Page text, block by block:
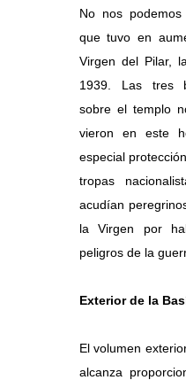
No nos
que tuvo en
Virgen del Pilar,
1939. Las tres
sobre el templo
vieron en este
especial
tropas
acudían
la Virgen por
peligros de la
Exterior de la
El volumen
alcanza